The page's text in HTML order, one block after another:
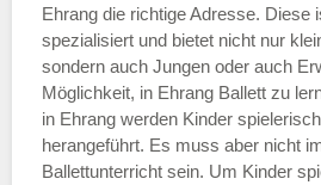
—
ÖFFNUNGSZEITEN
Samstag
Ehrang die richtige Adresse. Diese
spezialisiert und bietet nicht nur
sondern auch Jungen oder auch
Möglichkeit, in Ehrang Ballett zu
in Ehrang werden Kinder
herangeführt. Es muss aber nicht
Ballettunterricht sein. Um Kinder